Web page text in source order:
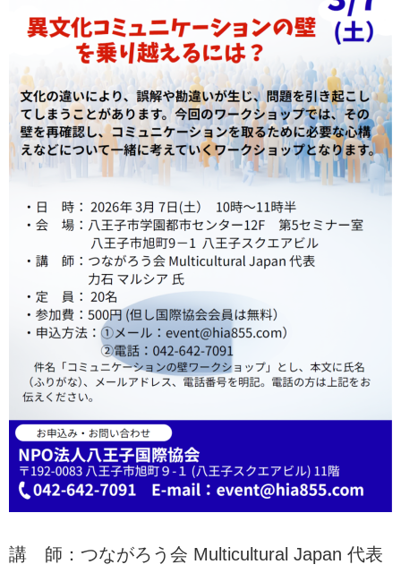
講 師：つながろう会 Multicultural Japan 代表